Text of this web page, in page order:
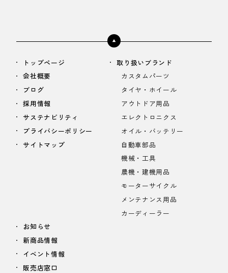
トップページ
会社概要
ブログ
採用情報
サステナビリティ
プライバシーポリシー
サイトマップ
取り扱いブランド
カスタムパーツ
タイヤ・ホイール
アウトドア用品
エレクトロニクス
オイル・バッテリー
自動車部品
機械・工具
農機・建機用品
モーターサイクル
メンテナンス用品
カーディーラー
お知らせ
新商品情報
イベント情報
販売店窓口